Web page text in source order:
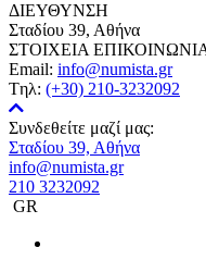
ΔΙΕΥΘΥΝΣΗ
Σταδίου 39, Αθήνα
ΣΤΟΙΧΕΙΑ
Email: info@numista.gr
Tηλ: (+30) 210-3232092
Συνδεθείτε μαζί μας:
Σταδίου 39, Αθήνα
info@numista.gr
210 3232092
GR